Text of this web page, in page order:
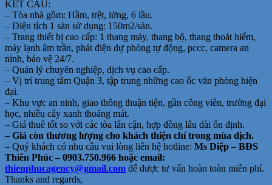
KẾT CẤU:
– Tòa nhà gồm: Hầm, trệt, lửng, 6 lầu.
– Diện tích 1 sàn sử dụng: 150m2/sàn.
– Trang thiết bị cao cấp: 1 thang máy, thang bộ, thang thoát hiểm,
máy lạnh âm trần, phát điện dự phòng tự động, pccc, camera an
ninh, bảo vệ 24/7.
– Quản lý chuyên nghiệp, dịch vụ cao cấp.
– Vị trí trung tâm Quận 3, tập trung những cao ốc văn phòng hiện
đại.
– Khu vực an ninh, giao thông thuận tiện, gần công viên, trường đại
học, nhiều cây xanh thoáng mát.
– Giá thuê tốt so với các tòa lân cận, hợp đồng lâu dài ổn định.
– Giá còn thương lượng cho khách thiện chí trong mùa dịch.
– Quý khách có nhu cầu vui lòng liên hệ hotline: Ms Diệp – BĐS
Thiên Phúc – 0903.750.966 hoặc email:
thienphucagency@gmail.com để được tư vấn hoàn toàn miễn phí.
Thanks and regards,